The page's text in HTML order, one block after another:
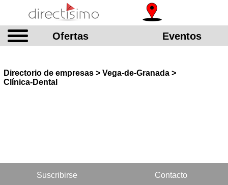
Ofertas Eventos
Directorio de empresas > Vega-de-Granada >
Clínica-Dental
Suscribirse Contacto